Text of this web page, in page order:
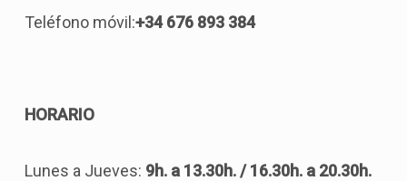
Teléfono móvil:+34 676 893 384
HORARIO
Lunes a Jueves: 9h. a 13.30h. / 16.30h. a 20.30h.